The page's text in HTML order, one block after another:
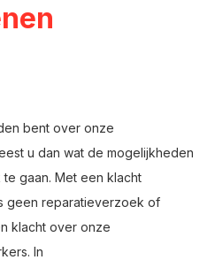
bent over onze
u dan wat de mogelijkheden
gaan. Met een klacht
geen reparatieverzoek of
klacht over onze
In